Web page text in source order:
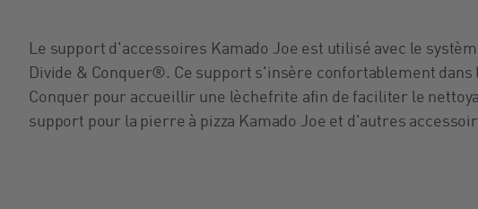
Le support d'accessoires Kamado Joe est utilisé avec le
Divide & Conquer®. Ce support s'insère confortablement
Conquer pour accueillir une lèchefrite afin de faciliter le
support pour la pierre à pizza Kamado Joe et d'autres